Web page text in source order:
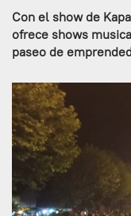
Con el show de
ofrece shows
paseo de